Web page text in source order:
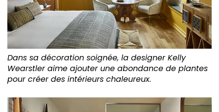
Dans sa décoration soignée, la designer Kelly
Wearstler aime ajouter une abondance de plantes
pour créer des intérieurs chaleureux.